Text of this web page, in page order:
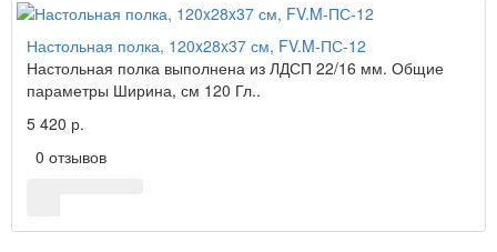
Настольная полка, 120x28x37 см, FV.M-ПС-12
Настольная полка выполнена из ЛДСП 22/16 мм. Общие
параметры Ширина, см 120 Гл..
5 420 р.
0 отзывов